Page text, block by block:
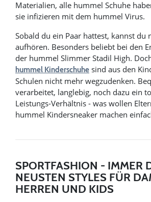
Materialien, alle hummel Schuhe
sie infizieren mit dem hummel Virus.
Sobald du ein Paar hattest, kannst du
aufhören. Besonders beliebt bei den
der hummel Slimmer Stadil High.
hummel Kinderschuhe sind aus den
Schulen nicht mehr wegzudenken.
verarbeitet, langlebig, noch dazu ein
Leistungs-Verhältnis - was wollen
hummel Kindersneaker machen
SPORTFASHION - IMMER
NEUSTEN STYLES FÜR
HERREN UND KIDS